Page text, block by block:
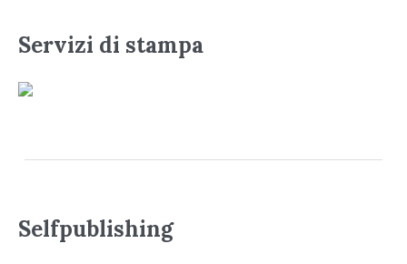
Servizi di stampa
Selfpublishing